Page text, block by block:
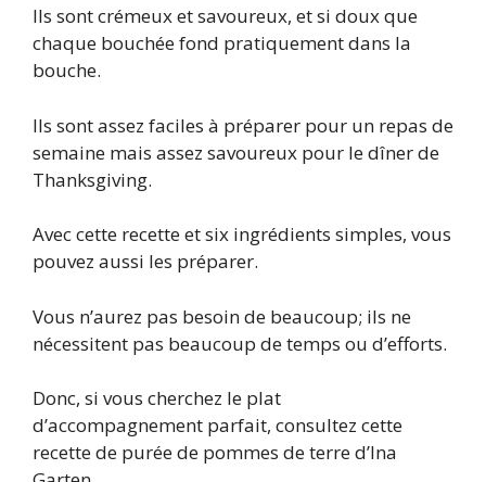
Ils sont crémeux et savoureux, et si doux que
chaque bouchée fond pratiquement dans la
bouche.
Ils sont assez faciles à préparer pour un repas de
semaine mais assez savoureux pour le dîner de
Thanksgiving.
Avec cette recette et six ingrédients simples, vous
pouvez aussi les préparer.
Vous n’aurez pas besoin de beaucoup; ils ne
nécessitent pas beaucoup de temps ou d’efforts.
Donc, si vous cherchez le plat
d’accompagnement parfait, consultez cette
recette de purée de pommes de terre d’Ina